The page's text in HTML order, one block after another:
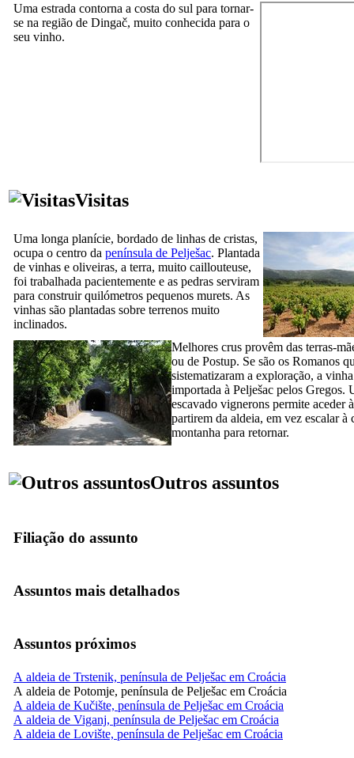
Uma estrada contorna a costa do sul para tornar-
se na região de Dingač, muito conhecida para o
seu vinho.
Visitas
Uma longa planície, bordado de linhas de cristas,
ocupa o centro da península de Pelješac. Plantada
de vinhas e oliveiras, a terra, muito caillouteuse,
foi trabalhada pacientemente e as pedras serviram
para construir quilómetros pequenos murets. As
vinhas são plantadas sobre terrenos muito
inclinados.
Melhores crus provêm das terras-
ou de Postup. Se são os Romanos
sistematizaram a exploração, a
importada à Pelješac pelos Gregos.
escavado vignerons permite aceder
partirem da aldeia, em vez escalar à
montanha para retornar.
Outros assuntos
Filiação do assunto
Assuntos mais detalhados
Assuntos próximos
A aldeia de Trstenik, península de Pelješac em Croácia
A aldeia de Potomje, península de Pelješac em Croácia
A aldeia de Kučište, península de Pelješac em Croácia
A aldeia de Viganj, península de Pelješac em Croácia
A aldeia de Lovište, península de Pelješac em Croácia